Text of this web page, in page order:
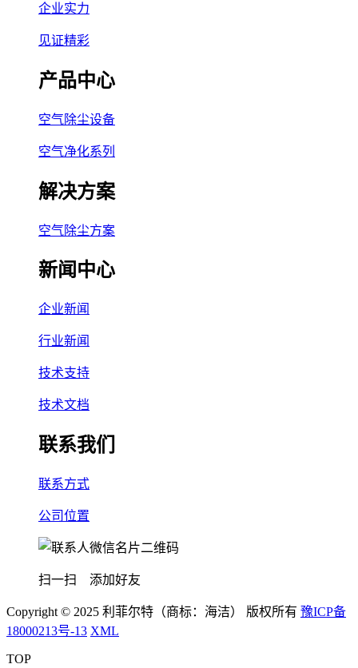
企业实力
见证精彩
产品中心
空气除尘设备
空气净化系列
解决方案
空气除尘方案
新闻中心
企业新闻
行业新闻
技术支持
技术文档
联系我们
联系方式
公司位置
扫一扫 添加好友
Copyright © 2025 利菲尔特（商标：海洁） 版权所有 豫ICP备
18000213号-13 XML
TOP